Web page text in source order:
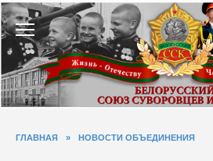
Перейти
к
содержанию
ГЛАВНАЯ » НОВОСТИ ОБЪЕДИНЕНИЯ